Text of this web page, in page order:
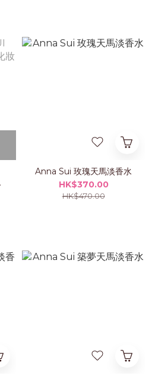
Anna Sui 玫瑰天馬淡香水
HK$370.00
HK$470.00